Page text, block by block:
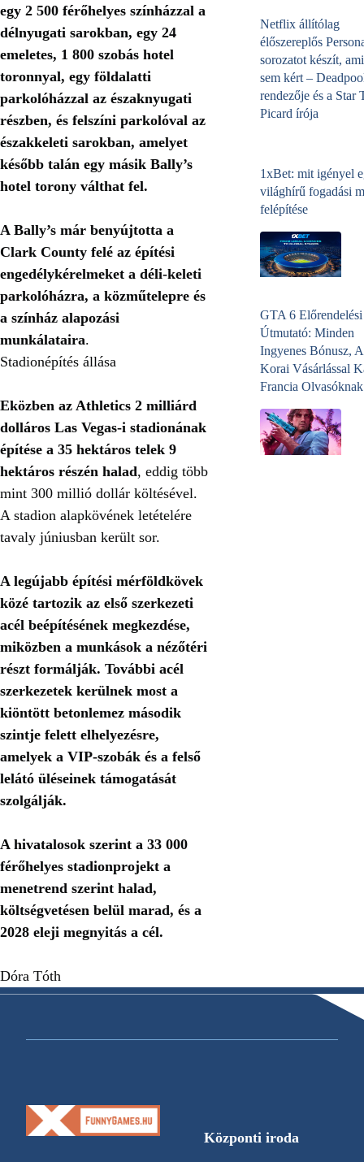
egy 2 500 férőhelyes színházzal a
délnyugati sarokban, egy 24
emeletes, 1 800 szobás hotel
toronnyal, egy földalatti
parkolóházzal az északnyugati
részben, és felszíni parkolóval az
északkeleti sarokban, amelyet
később talán egy másik Bally’s
hotel torony válthat fel.
A Bally’s már benyújtotta a
Clark County felé az építési
engedélykérelmeket a déli-keleti
parkolóházra, a közműtelepre és
a színház alapozási
munkálataira.
Stadionépítés állása
Eközben az Athletics 2 milliárd
dolláros Las Vegas-i stadionának
építése a 35 hektáros telek 9
hektáros részén halad, eddig több
mint 300 millió dollár költésével.
A stadion alapkövének letételére
tavaly júniusban került sor.
A legújabb építési mérföldkövek
közé tartozik az első szerkezeti
acél beépítésének megkezdése,
miközben a munkások a nézőtéri
részt formálják. További acél
szerkezetek kerülnek most a
kiöntött betonlemez második
szintje felett elhelyezésre,
amelyek a VIP-szobák és a felső
lelátó üléseinek támogatását
szolgálják.
A hivatalosok szerint a 33 000
férőhelyes stadionprojekt a
menetrend szerint halad,
költségvetésen belül marad, és a
2028 eleji megnyitás a cél.
Dóra Tóth
Netflix állítólag
élőszereplős
sorozatot készít,
sem kért –
rendezője és a Star
Picard írója
1xBet: mit igényel
világhírű fogadási
felépítése
GTA 6 Előrendelési
Útmutató: Minden
Ingyenes Bónusz,
Korai Vásárlással
Francia Olvasóknak
Központi iroda